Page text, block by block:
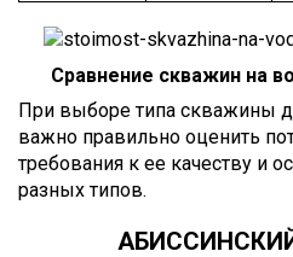
Сравнение скважин на
При выборе типа скважины
важно правильно оценить
требования к ее качеству и
разных типов.